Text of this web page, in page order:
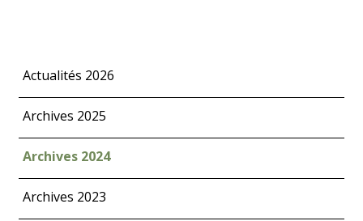
Actualités 2026
Archives 2025
Archives 2024
Archives 2023